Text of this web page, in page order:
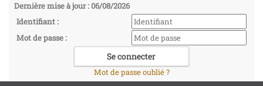
Dernière mise à jour : 06/08/2026
Identifiant :
Mot de passe :
Mot de passe oublié ?